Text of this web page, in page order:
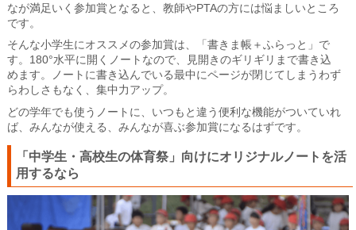
なが満足いく参加賞となると、教師やPTAの方には悩ましいところ
です。
そんな小学生にオススメの参加賞は、「書きま帳＋ふらっと」で
す。180°水平に開くノートなので、見開きのギリギリまで書き込
めます。ノートに書き込んでいる最中にページが閉じてしまうわず
らわしさもなく、集中力アップ。
どの学年でも使うノートに、いつもと違う便利な機能がついていれ
ば、みんなが使える、みんなが喜ぶ参加賞になるはずです。
「中学生・高校生の体育祭」向けにオリジナルノートを活
用するなら